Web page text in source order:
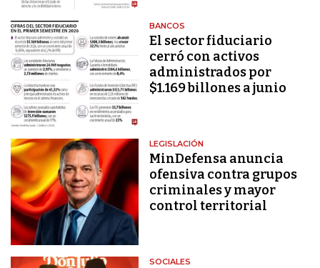
BANCOS
El sector fiduciario
cerró con activos
administrados por
$1.169 billones a junio
LEGISLACIÓN
MinDefensa anuncia
ofensiva contra grupos
criminales y mayor
control territorial
SOCIALES